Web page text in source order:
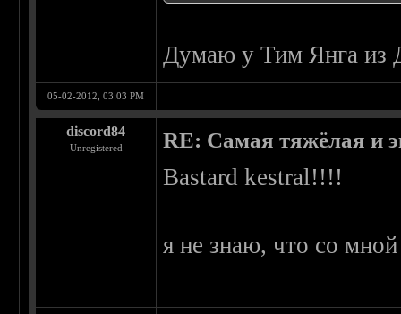
Думаю у Тим Янга из
05-02-2012, 03:03 PM
discord84
Unregistered RE: Самая тяжёлая и
Bastard kestral!!!!
я не знаю, что со